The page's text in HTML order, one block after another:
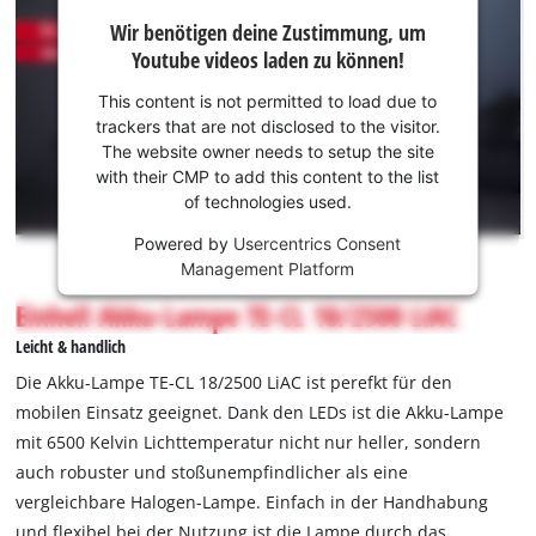
Wir
benötigen
deine
Zustimmung,
um Youtube
laden zu
können!
content
permitted
to
due
to
trackers
that
are
Wir benötigen deine Zustimmung, um
Youtube videos laden zu können!
This content is not permitted to load due to
trackers that are not disclosed to the visitor.
The website owner needs to setup the site
with their CMP to add this content to the list
of technologies used.
Powered by Usercentrics Consent
Management Platform
Einhell Akku-Lampe TE-CL 18/2500 LiAC
Leicht & handlich
Die Akku-Lampe TE-CL 18/2500 LiAC ist perefkt für den
mobilen Einsatz geeignet. Dank den LEDs ist die Akku-Lampe
mit 6500 Kelvin Lichttemperatur nicht nur heller, sondern
auch robuster und stoßunempfindlicher als eine
vergleichbare Halogen-Lampe. Einfach in der Handhabung